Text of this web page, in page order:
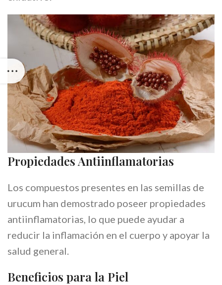
Propiedades Antiinflamatorias
Los compuestos presentes en las semillas de
urucum han demostrado poseer propiedades
antiinflamatorias, lo que puede ayudar a
reducir la inflamación en el cuerpo y apoyar la
salud general.
Beneficios para la Piel